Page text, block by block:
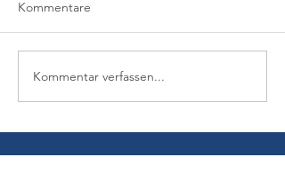
Kommentare
Kommentar verfassen...